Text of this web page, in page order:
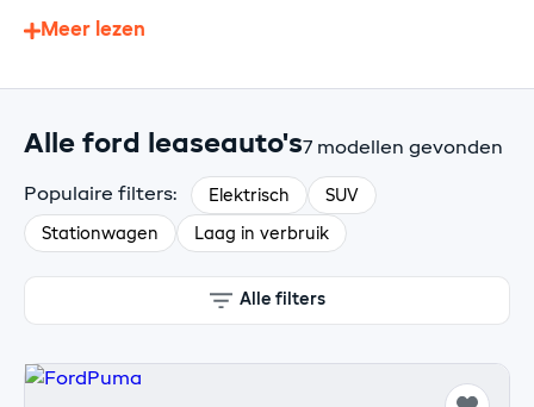
Meer lezen
Alle ford leaseauto's7 modellen gevonden
Populaire filters: Elektrisch SUV
Stationwagen Laag in verbruik
Alle filters